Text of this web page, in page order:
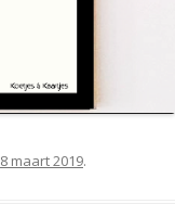
8 maart 2019.